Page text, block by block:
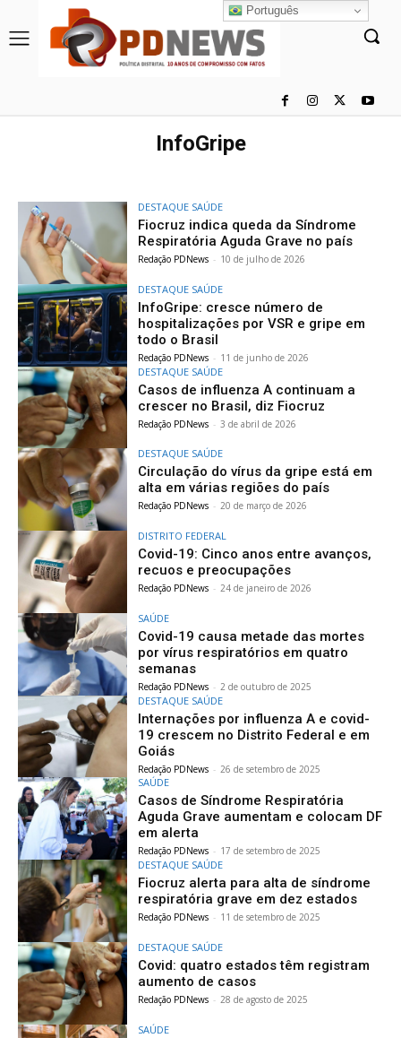
InfoGripe
DESTAQUE SAÚDE
Fiocruz indica queda da Síndrome
Respiratória Aguda Grave no país
Redação PDNews - 10 de julho de 2026
DESTAQUE SAÚDE
InfoGripe: cresce número de
hospitalizações por VSR e gripe em
todo o Brasil
Redação PDNews - 11 de junho de 2026
DESTAQUE SAÚDE
Casos de influenza A continuam a
crescer no Brasil, diz Fiocruz
Redação PDNews - 3 de abril de 2026
DESTAQUE SAÚDE
Circulação do vírus da gripe está em
alta em várias regiões do país
Redação PDNews - 20 de março de 2026
DISTRITO FEDERAL
Covid-19: Cinco anos entre avanços,
recuos e preocupações
Redação PDNews - 24 de janeiro de 2026
SAÚDE
Covid-19 causa metade das mortes
por vírus respiratórios em quatro
semanas
Redação PDNews - 2 de outubro de 2025
DESTAQUE SAÚDE
Internações por influenza A e covid-
19 crescem no Distrito Federal e em
Goiás
Redação PDNews - 26 de setembro de 2025
SAÚDE
Casos de Síndrome Respiratória
Aguda Grave aumentam e colocam DF
em alerta
Redação PDNews - 17 de setembro de 2025
DESTAQUE SAÚDE
Fiocruz alerta para alta de síndrome
respiratória grave em dez estados
Redação PDNews - 11 de setembro de 2025
DESTAQUE SAÚDE
Covid: quatro estados têm registram
aumento de casos
Redação PDNews - 28 de agosto de 2025
SAÚDE
Português